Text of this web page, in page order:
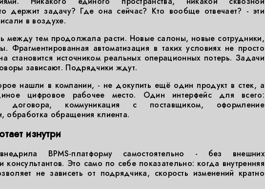
держит задачу? Где она сейчас? Кто вообще отвечает? - эти
в воздухе.
между тем продолжала расти. Новые салоны, новые сотрудники,
Фрагментированная автоматизация в таких условиях не просто
становится источником реальных операционных потерь. Задачи
зависают. Подрядчики ждут.
нашли в компании, - не докупить ещё один продукт в стек, а
цифровое рабочее место. Один интерфейс для всего:
договора, коммуникация с поставщиком, оформление
обработка обращения клиента.
изнутри
BPMS-платформу самостоятельно - без внешних
консультантов. Это само по себе показательно: когда внутренняя
не зависеть от подрядчика, скорость изменений кратно